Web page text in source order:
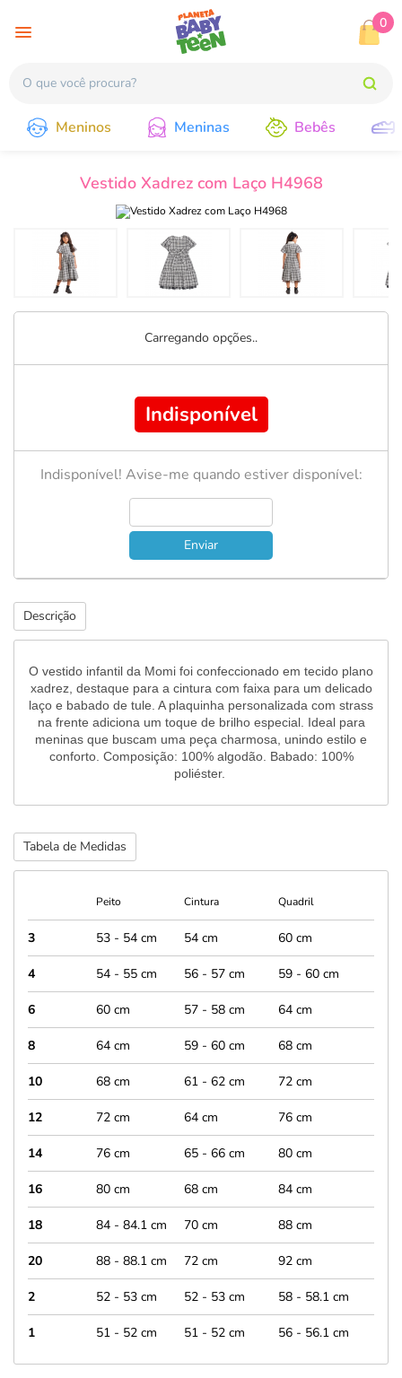
0
Meninos Meninas Bebês
Vestido Xadrez com Laço H4968
Carregando opções..
Indisponível
Indisponível! Avise-me quando estiver disponível:
Enviar
Descrição
O vestido infantil da Momi foi confeccionado em tecido plano
xadrez, destaque para a cintura com faixa para um delicado
laço e babado de tule. A plaquinha personalizada com strass
na frente adiciona um toque de brilho especial. Ideal para
meninas que buscam uma peça charmosa, unindo estilo e
conforto. Composição: 100% algodão. Babado: 100%
poliéster.
Tabela de Medidas
Peito Cintura Quadril
3 53 - 54 cm 54 cm 60 cm
4 54 - 55 cm 56 - 57 cm 59 - 60 cm
6 60 cm 57 - 58 cm 64 cm
8 64 cm 59 - 60 cm 68 cm
10 68 cm 61 - 62 cm 72 cm
12 72 cm 64 cm 76 cm
14 76 cm 65 - 66 cm 80 cm
16 80 cm 68 cm 84 cm
18 84 - 84.1 cm 70 cm 88 cm
20 88 - 88.1 cm 72 cm 92 cm
2 52 - 53 cm 52 - 53 cm 58 - 58.1 cm
1 51 - 52 cm 51 - 52 cm 56 - 56.1 cm